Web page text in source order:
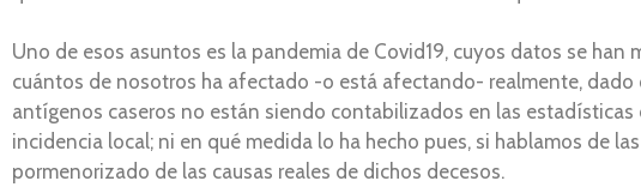
Uno de esos asuntos es la pandemia de Covid19, cuyos datos se
cuántos de nosotros ha afectado -o está afectando- realmente,
antígenos caseros no están siendo contabilizados en las
incidencia local; ni en qué medida lo ha hecho pues, si hablamos de
pormenorizado de las causas reales de dichos decesos.